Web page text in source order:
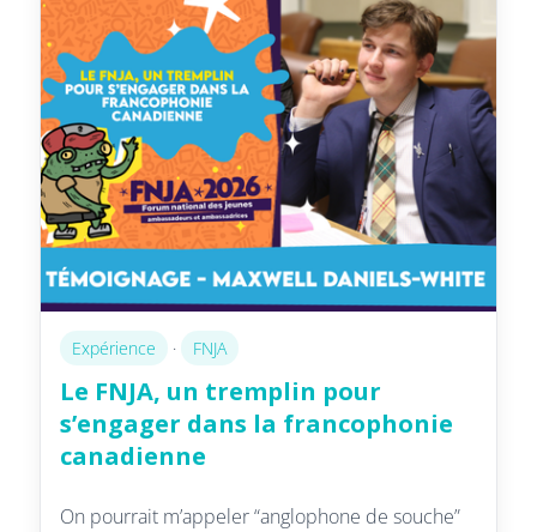
Expérience · FNJA
Le FNJA, un tremplin pour
s’engager dans la francophonie
canadienne
On pourrait m’appeler “anglophone de souche”